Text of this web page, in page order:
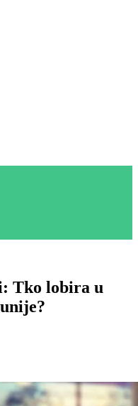
Tko lobira u